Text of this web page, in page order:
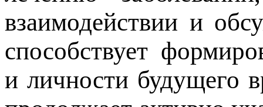
взаимодействии и
способствует
и личности будущего